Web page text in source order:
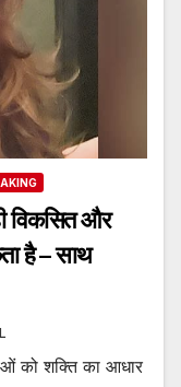
विकसित और
है – साथ
को शक्ति का आधार